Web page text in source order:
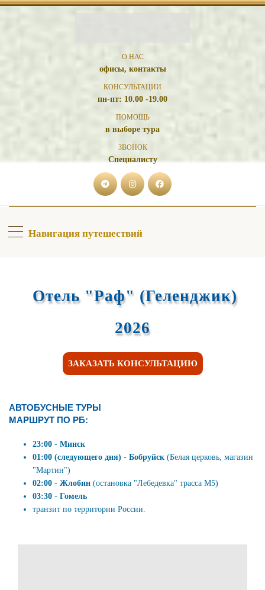
О НАС
офисы, контакты
КОНСУЛЬТАЦИИ
пн-пт: 10.00 -19.00
ПОМОЩЬ
в выборе тура
ЗВОНОК
Специалисту
Навигация путешествий
Отель "Раф" (Геленджик)
2026
ЗАКАЗАТЬ КОНСУЛЬТАЦИЮ
АВТОБУСНЫЕ ТУРЫ
МАРШРУТ ПО РБ:
23:00 - Минск
01:00 (следующего дня) - Бобруйск (Белая церковь, магазин
"Мартин")
02:00 - Жлобин (остановка "Лебедевка" трасса М5)
03:30 - Гомель
транзит по территории России.